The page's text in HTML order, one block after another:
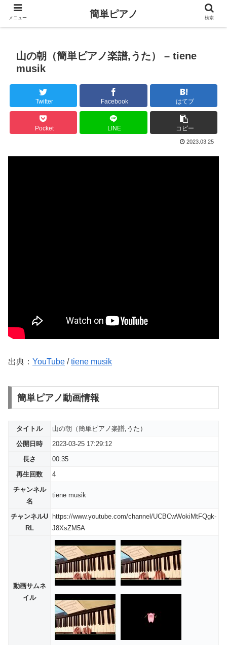
山の朝（簡単ピアノ楽譜,うた） – tiene
musik
Twitter Facebook はてブ
Pocket LINE コピー
2023.03.25
出典： YouTube /tiene musik
簡単ピアノ動画情報
タイトル
山の朝（簡単ピアノ楽譜,うた）
公開日時
2023-03-25 17:29:12
長さ
00:35
再生回数
4
チャンネル
名
tiene musik
チャンネルU
RL
https://www.youtube.com/channel/UCBCwWokiMtFQgk-
J8XsZM5A
動画サムネ
イル
メニュー 簡単ピアノ 検索